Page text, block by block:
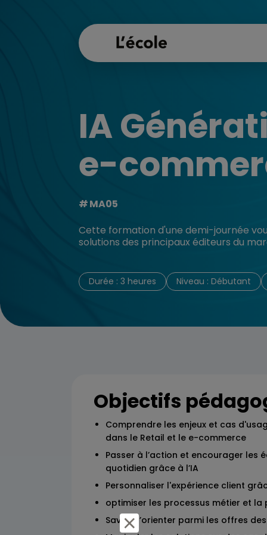
IA
e-
MA05
Cette formation d'une demi-journée
solutions des principaux éditeurs du
Durée : 3 heures Niveau : Débutant
Objectifs
Comprendre les enjeux et cas
dans le Retail et le e-commerce
Passer à l’action et encourager les
quotidien grâce à l’IA
Personnaliser l'expérience client
optimiser les processus métier et la
Savoir s’orienter parmi les offres